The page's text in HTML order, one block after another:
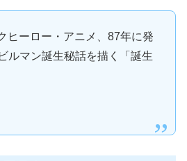
ヒーロー・アニメ、87年に発
ルマン誕生秘話を描く「誕生